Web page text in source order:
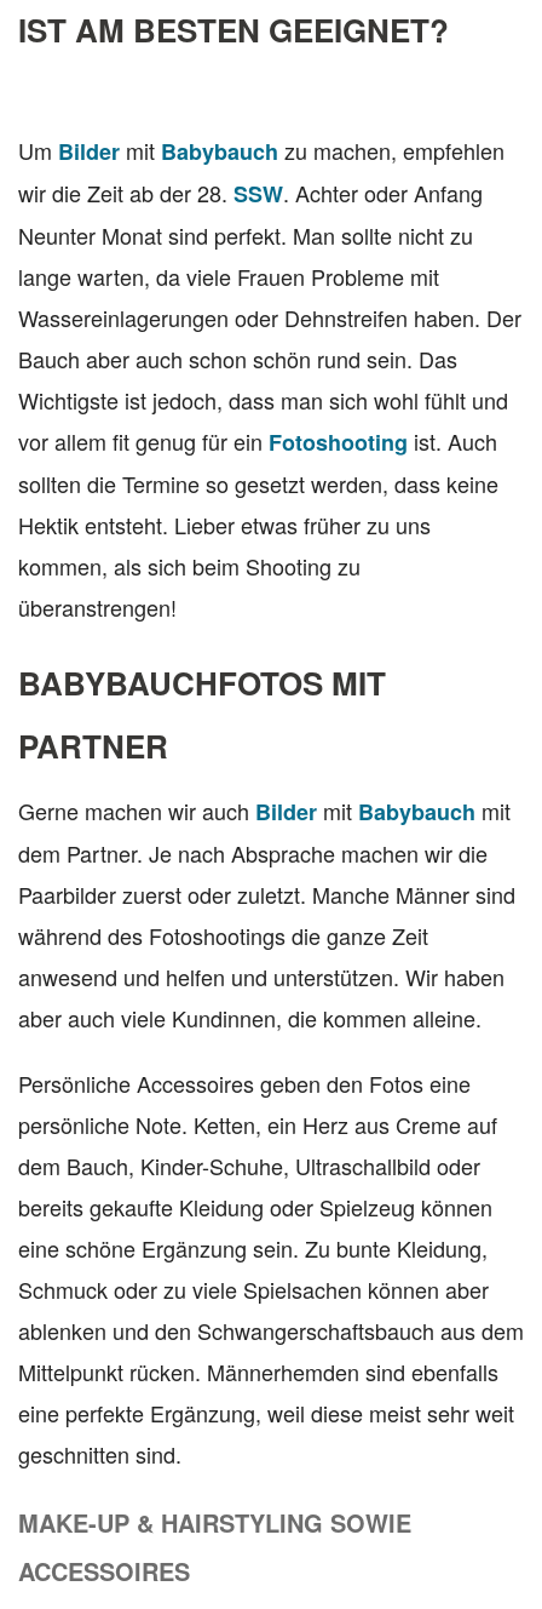
IST AM BESTEN GEEIGNET?
Um Bilder mit Babybauch zu machen, empfehlen
wir die Zeit ab der 28. SSW. Achter oder Anfang
Neunter Monat sind perfekt. Man sollte nicht zu
lange warten, da viele Frauen Probleme mit
Wassereinlagerungen oder Dehnstreifen haben. Der
Bauch aber auch schon schön rund sein. Das
Wichtigste ist jedoch, dass man sich wohl fühlt und
vor allem fit genug für ein Fotoshooting ist. Auch
sollten die Termine so gesetzt werden, dass keine
Hektik entsteht. Lieber etwas früher zu uns
kommen, als sich beim Shooting zu
überanstrengen!
BABYBAUCHFOTOS MIT
PARTNER
Gerne machen wir auch Bilder mit Babybauch mit
dem Partner. Je nach Absprache machen wir die
Paarbilder zuerst oder zuletzt. Manche Männer sind
während des Fotoshootings die ganze Zeit
anwesend und helfen und unterstützen. Wir haben
aber auch viele Kundinnen, die kommen alleine.
Persönliche Accessoires geben den Fotos eine
persönliche Note. Ketten, ein Herz aus Creme auf
dem Bauch, Kinder-Schuhe, Ultraschallbild oder
bereits gekaufte Kleidung oder Spielzeug können
eine schöne Ergänzung sein. Zu bunte Kleidung,
Schmuck oder zu viele Spielsachen können aber
ablenken und den Schwangerschaftsbauch aus dem
Mittelpunkt rücken. Männerhemden sind ebenfalls
eine perfekte Ergänzung, weil diese meist sehr weit
geschnitten sind.
MAKE-UP & HAIRSTYLING SOWIE
ACCESSOIRES